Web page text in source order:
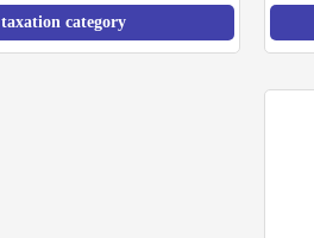
taxation category